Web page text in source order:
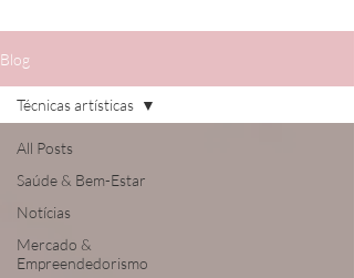
Blog
All Posts
Saúde & Bem-Estar
Notícias
Mercado &
Empreendedorismo
Técnicas artísticas